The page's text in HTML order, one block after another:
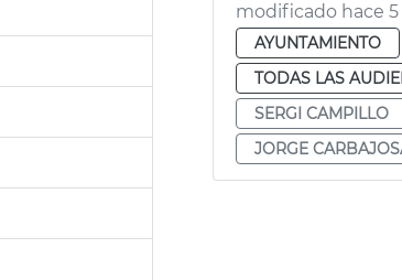
modificado hace 5
AYUNTAMIENTO
TODAS LAS
SERGI CAMPILLO
JORGE